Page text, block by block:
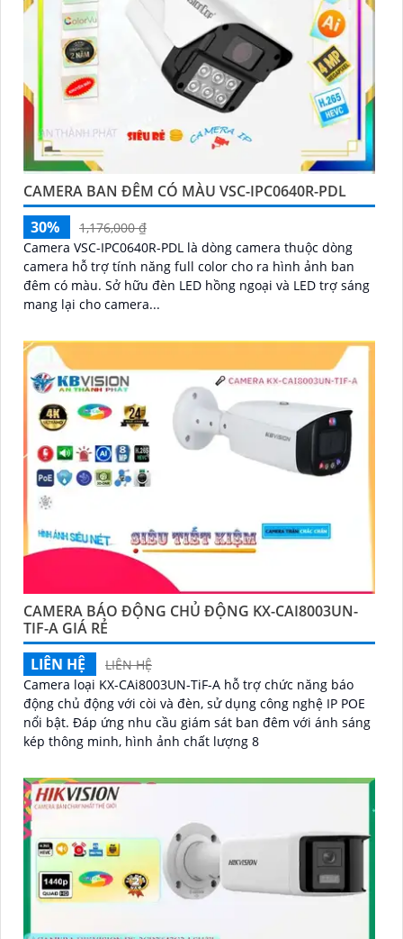
CAMERA BAN ĐÊM CÓ MÀU VSC-IPC0640R-PDL
30%
1,176,000 ₫
Camera VSC-IPC0640R-PDL là dòng camera thuộc dòng
camera hỗ trợ tính năng full color cho ra hình ảnh ban
đêm có màu. Sở hữu đèn LED hồng ngoại và LED trợ sáng
mang lại cho camera...
CAMERA BÁO ĐỘNG CHỦ ĐỘNG KX-CAI8003UN-
TIF-A GIÁ RẺ
LIÊN HỆ
LIÊN HỆ
Camera loại KX-CAi8003UN-TiF-A hỗ trợ chức năng báo
động chủ động với còi và đèn, sử dụng công nghệ IP POE
nổi bật. Đáp ứng nhu cầu giám sát ban đêm với ánh sáng
kép thông minh, hình ảnh chất lượng 8